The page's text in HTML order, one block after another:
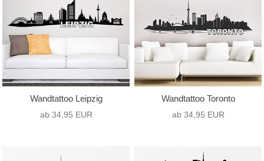
Wandtattoo Leipzig
ab 34,95 EUR
Wandtattoo Toronto
ab 34,95 EUR